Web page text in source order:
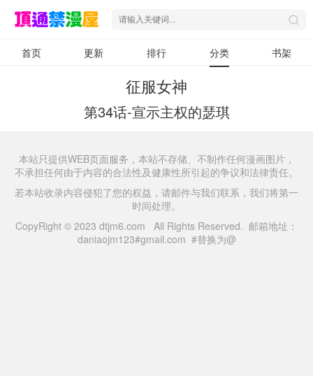
首页 更新 排行 分类 书架
征服女神
第34话-宣示主权的瑟琪
本站只提供WEB页面服务，本站不存储、不制作任何漫画图片，
不承担任何由于内容的合法性及健康性所引起的争议和法律责任。
若本站收录内容侵犯了您的权益，请邮件与我们联系，我们将第一
时间处理。
CopyRight © 2023 dtjm6.com All Rights Reserved. 邮箱地址：
daniaojm123#gmail.com #替换为@